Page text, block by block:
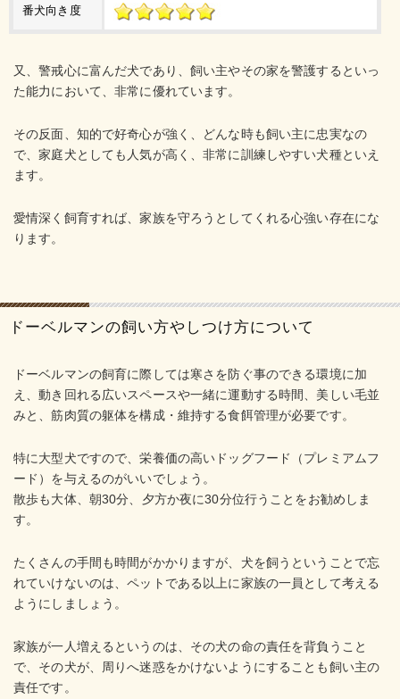
番犬向き度
又、警戒心に富んだ犬であり、飼い主やその家を警護するといっ
た能力において、非常に優れています。
その反面、知的で好奇心が強く、どんな時も飼い主に忠実なの
で、家庭犬としても人気が高く、非常に訓練しやすい犬種といえ
ます。
愛情深く飼育すれば、家族を守ろうとしてくれる心強い存在にな
ります。
ドーベルマンの飼い方やしつけ方について
ドーベルマンの飼育に際しては寒さを防ぐ事のできる環境に加
え、動き回れる広いスペースや一緒に運動する時間、美しい毛並
みと、筋肉質の躯体を構成・維持する食餌管理が必要です。
特に大型犬ですので、栄養価の高いドッグフード（プレミアムフ
ード）を与えるのがいいでしょう。
散歩も大体、朝30分、夕方か夜に30分位行うことをお勧めしま
す。
たくさんの手間も時間がかかりますが、犬を飼うということで忘
れていけないのは、ペットである以上に家族の一員として考える
ようにしましょう。
家族が一人増えるというのは、その犬の命の責任を背負うこと
で、その犬が、周りへ迷惑をかけないようにすることも飼い主の
責任です。